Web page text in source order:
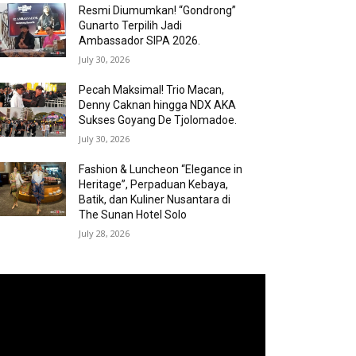
Resmi Diumumkan! “Gondrong”
Gunarto Terpilih Jadi
Ambassador SIPA 2026.
July 30, 2026
Pecah Maksimal! Trio Macan,
Denny Caknan hingga NDX AKA
Sukses Goyang De Tjolomadoe.
July 30, 2026
Fashion & Luncheon “Elegance in
Heritage”, Perpaduan Kebaya,
Batik, dan Kuliner Nusantara di
The Sunan Hotel Solo
July 28, 2026